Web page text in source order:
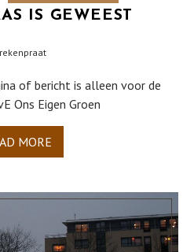
IS GEWEEST
of bericht is alleen voor de
Ons Eigen Groen
MORE